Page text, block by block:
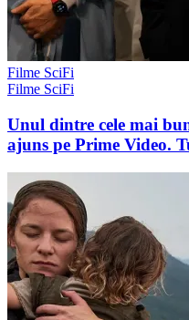
Filme SciFi
Filme SciFi
Unul dintre cele mai
ajuns pe Prime Video.